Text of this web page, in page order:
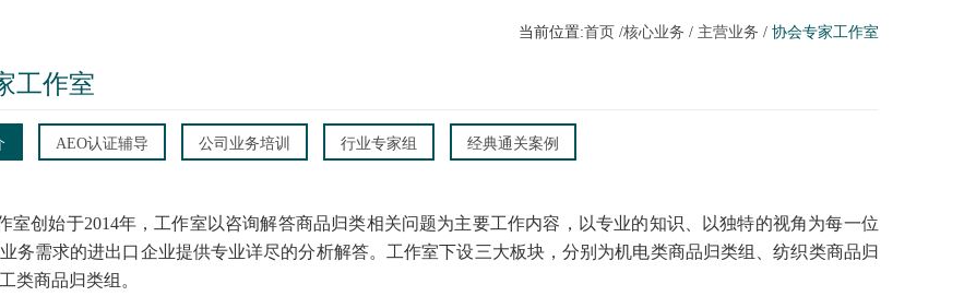
当前位置:首页 /核心业务 / 主营业务 / 协会专家工作室
工作室
AEO认证辅导 公司业务培训 行业专家组 经典通关案例
室创始于2014年，工作室以咨询解答商品归类相关问题为主要工作内容，以专业的知识、以独特的视角为每一位
务需求的进出口企业提供专业详尽的分析解答。工作室下设三大板块，分别为机电类商品归类组、纺织类商品归
类商品归类组。